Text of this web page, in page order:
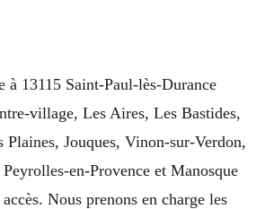
à 13115 Saint-Paul-lès-Durance
village, Les Aires, Les Bastides,
Jouques, Vinon-sur-Verdon,
en-Provence et Manosque
Nous prenons en charge les